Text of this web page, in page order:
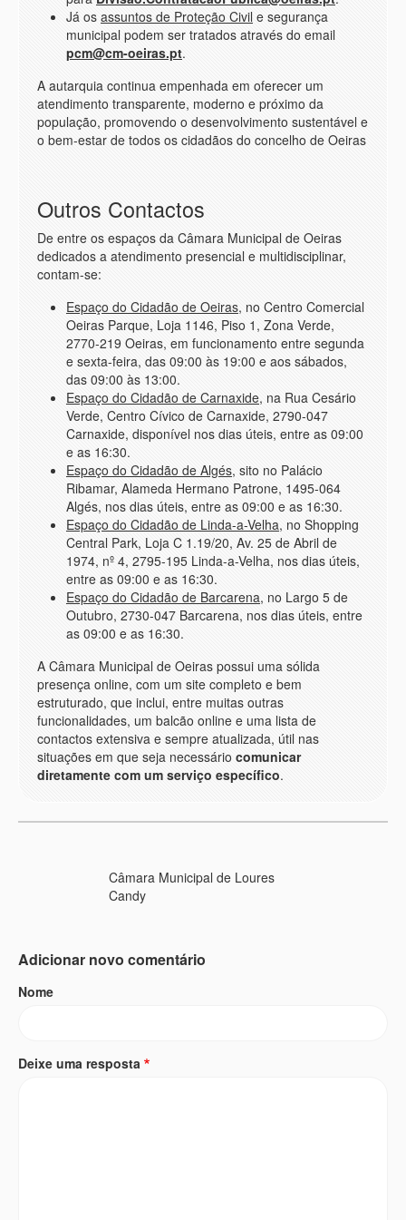
Já os assuntos de Proteção Civil e segurança
municipal podem ser tratados através do email
pcm@cm-oeiras.pt.
A autarquia continua empenhada em oferecer um
atendimento transparente, moderno e próximo da
população, promovendo o desenvolvimento sustentável e
o bem-estar de todos os cidadãos do concelho de Oeiras
Outros Contactos
De entre os espaços da Câmara Municipal de Oeiras
dedicados a atendimento presencial e multidisciplinar,
contam-se:
Espaço do Cidadão de Oeiras, no Centro Comercial
Oeiras Parque, Loja 1146, Piso 1, Zona Verde,
2770-219 Oeiras, em funcionamento entre segunda
e sexta-feira, das 09:00 às 19:00 e aos sábados,
das 09:00 às 13:00.
Espaço do Cidadão de Carnaxide, na Rua Cesário
Verde, Centro Cívico de Carnaxide, 2790-047
Carnaxide, disponível nos dias úteis, entre as 09:00
e as 16:30.
Espaço do Cidadão de Algés, sito no Palácio
Ribamar, Alameda Hermano Patrone, 1495-064
Algés, nos dias úteis, entre as 09:00 e as 16:30.
Espaço do Cidadão de Linda-a-Velha, no Shopping
Central Park, Loja C 1.19/20, Av. 25 de Abril de
1974, nº 4, 2795-195 Linda-a-Velha, nos dias úteis,
entre as 09:00 e as 16:30.
Espaço do Cidadão de Barcarena, no Largo 5 de
Outubro, 2730-047 Barcarena, nos dias úteis, entre
as 09:00 e as 16:30.
A Câmara Municipal de Oeiras possui uma sólida
presença online, com um site completo e bem
estruturado, que inclui, entre muitas outras
funcionalidades, um balcão online e uma lista de
contactos extensiva e sempre atualizada, útil nas
situações em que seja necessário comunicar
diretamente com um serviço específico.
Câmara Municipal de Loures
Candy
Adicionar novo comentário
Nome
Deixe uma resposta